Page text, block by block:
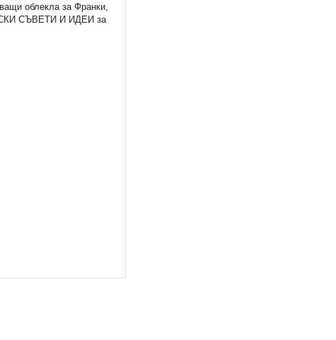
облекла за Франки,
СЪВЕТИ И ИДЕИ за